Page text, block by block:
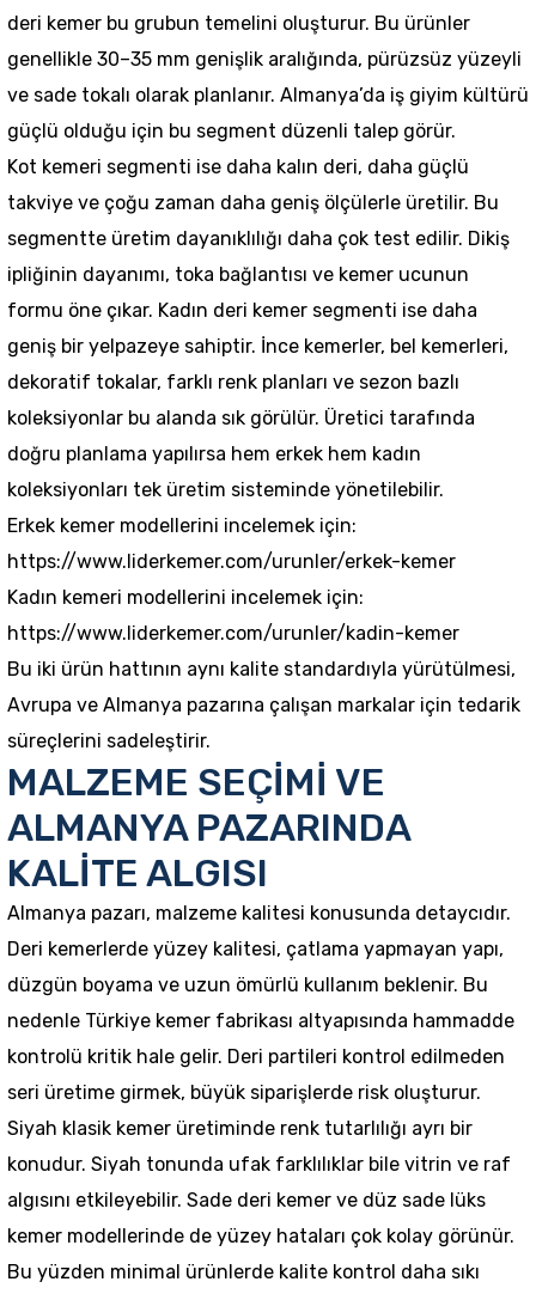
deri kemer bu grubun temelini oluşturur. Bu ürünler
genellikle 30–35 mm genişlik aralığında, pürüzsüz yüzeyli
ve sade tokalı olarak planlanır. Almanya’da iş giyim kültürü
güçlü olduğu için bu segment düzenli talep görür.
Kot kemeri segmenti ise daha kalın deri, daha güçlü
takviye ve çoğu zaman daha geniş ölçülerle üretilir. Bu
segmentte üretim dayanıklılığı daha çok test edilir. Dikiş
ipliğinin dayanımı, toka bağlantısı ve kemer ucunun
formu öne çıkar. Kadın deri kemer segmenti ise daha
geniş bir yelpazeye sahiptir. İnce kemerler, bel kemerleri,
dekoratif tokalar, farklı renk planları ve sezon bazlı
koleksiyonlar bu alanda sık görülür. Üretici tarafında
doğru planlama yapılırsa hem erkek hem kadın
koleksiyonları tek üretim sisteminde yönetilebilir.
Erkek kemer modellerini incelemek için:
https://www.liderkemer.com/urunler/erkek-kemer
Kadın kemeri modellerini incelemek için:
https://www.liderkemer.com/urunler/kadin-kemer
Bu iki ürün hattının aynı kalite standardıyla yürütülmesi,
Avrupa ve Almanya pazarına çalışan markalar için tedarik
süreçlerini sadeleştirir.
MALZEME SEÇİMİ VE
ALMANYA PAZARINDA
KALİTE ALGISI
Almanya pazarı, malzeme kalitesi konusunda detaycıdır.
Deri kemerlerde yüzey kalitesi, çatlama yapmayan yapı,
düzgün boyama ve uzun ömürlü kullanım beklenir. Bu
nedenle Türkiye kemer fabrikası altyapısında hammadde
kontrolü kritik hale gelir. Deri partileri kontrol edilmeden
seri üretime girmek, büyük siparişlerde risk oluşturur.
Siyah klasik kemer üretiminde renk tutarlılığı ayrı bir
konudur. Siyah tonunda ufak farklılıklar bile vitrin ve raf
algısını etkileyebilir. Sade deri kemer ve düz sade lüks
kemer modellerinde de yüzey hataları çok kolay görünür.
Bu yüzden minimal ürünlerde kalite kontrol daha sıkı